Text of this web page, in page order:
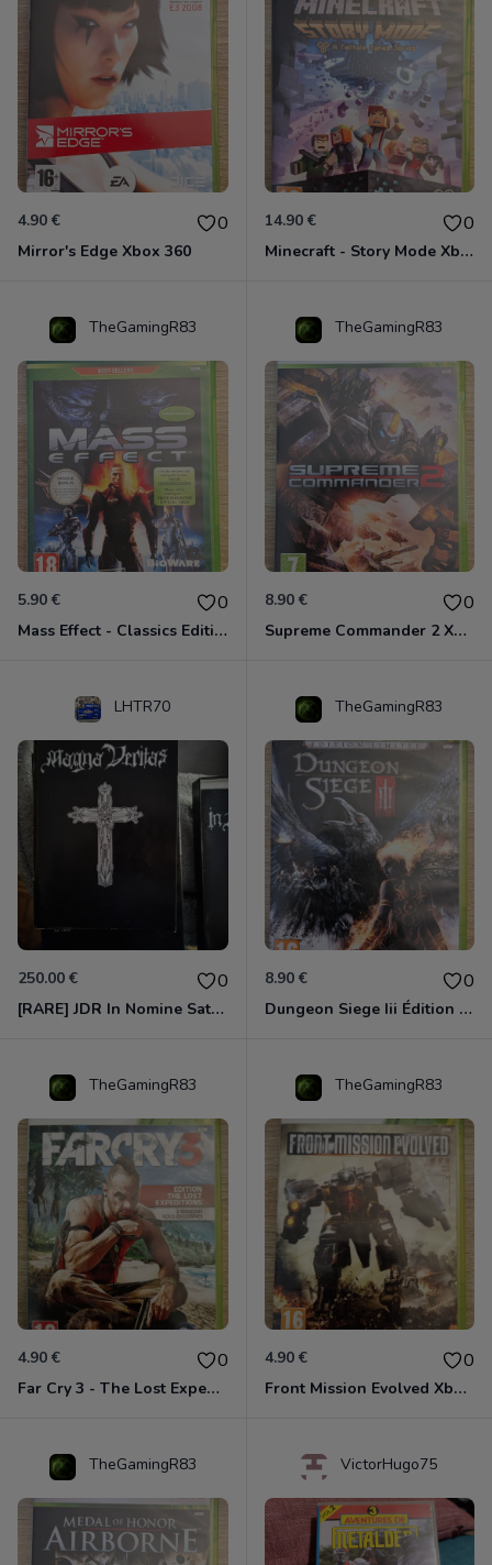
4.90 € 0
Mirror's Edge Xbox 360
14.90 € 0
Minecraft - Story Mode Xbox 360
TheGamingR83
5.90 € 0
Mass Effect - Classics Edition Xbox 360
TheGamingR83
8.90 € 0
Supreme Commander 2 Xbox 360
LHTR70
250.00 € 0
[RARE] JDR In Nomine Satanis / Magna Veritas – 1ère Édition BOÎTE (DOS BLANC, 1989) - CROC / Siroz
TheGamingR83
8.90 € 0
Dungeon Siege Iii Édition Limitée - Vf Intégrale Xbox 360
TheGamingR83
4.90 € 0
Far Cry 3 - The Lost Expeditions - Edition Spéciale Xbox 360
TheGamingR83
4.90 € 0
Front Mission Evolved Xbox 360
TheGamingR83 VictorHugo75